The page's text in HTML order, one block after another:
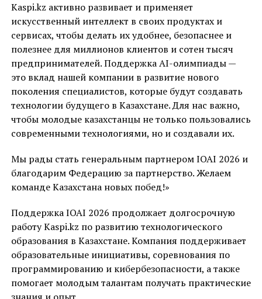
Kaspi.kz активно развивает и применяет
искусственный интеллект в своих продуктах и
сервисах, чтобы делать их удобнее, безопаснее и
полезнее для миллионов клиентов и сотен тысяч
предпринимателей. Поддержка AI-олимпиады —
это вклад нашей компании в развитие нового
поколения специалистов, которые будут создавать
технологии будущего в Казахстане. Для нас важно,
чтобы молодые казахстанцы не только пользовались
современными технологиями, но и создавали их.
Мы рады стать генеральным партнером IOAI 2026 и
благодарим Федерацию за партнерство. Желаем
команде Казахстана новых побед!»
Поддержка IOAI 2026 продолжает долгосрочную
работу Kaspi.kz по развитию технологического
образования в Казахстане. Компания поддерживает
образовательные инициативы, соревнования по
программированию и кибербезопасности, а также
помогает молодым талантам получать практические